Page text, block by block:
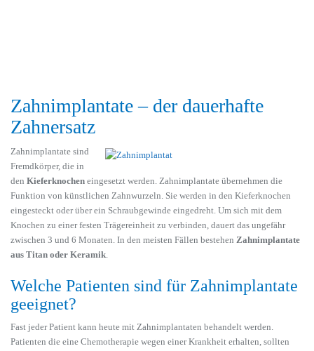
Zahnimplantate – der dauerhafte
Zahnersatz
Zahnimplantate sind
Fremdkörper, die in
den Kieferknochen eingesetzt werden. Zahnimplantate übernehmen die
Funktion von künstlichen Zahnwurzeln. Sie werden in den Kieferknochen
eingesteckt oder über ein Schraubgewinde eingedreht. Um sich mit dem
Knochen zu einer festen Trägereinheit zu verbinden, dauert das ungefähr
zwischen 3 und 6 Monaten. In den meisten Fällen bestehen Zahnimplantate
aus Titan oder Keramik.
Welche Patienten sind für Zahnimplantate
geeignet?
Fast jeder Patient kann heute mit Zahnimplantaten behandelt werden.
Patienten die eine Chemotherapie wegen einer Krankheit erhalten, sollten